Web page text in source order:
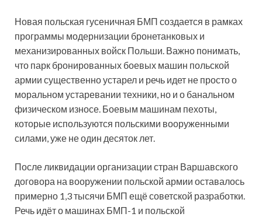
Новая польская гусеничная БМП создается в рамках
программы модернизации бронетанковых и
механизированных войск Польши. Важно понимать,
что парк бронированных боевых машин польской
армии существенно устарел и речь идет не просто о
моральном устаревании техники, но и о банальном
физическом износе. Боевым машинам пехоты,
которые используются польскими вооруженными
силами, уже не один десяток лет.
После ликвидации организации стран Варшавского
договора на вооружении польской армии оставалось
примерно 1,3 тысячи БМП ещё советской разработки.
Речь идёт о машинах БМП-1 и польской